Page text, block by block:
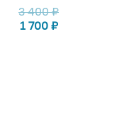
3 400₽
1 700 ₽